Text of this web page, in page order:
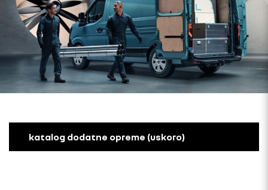
katalog dodatne opreme (uskoro)